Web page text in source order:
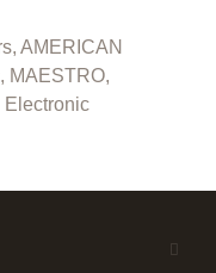
AMERICAN
MAESTRO,